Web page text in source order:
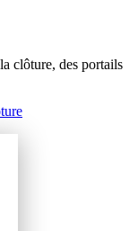
clôture, des portails